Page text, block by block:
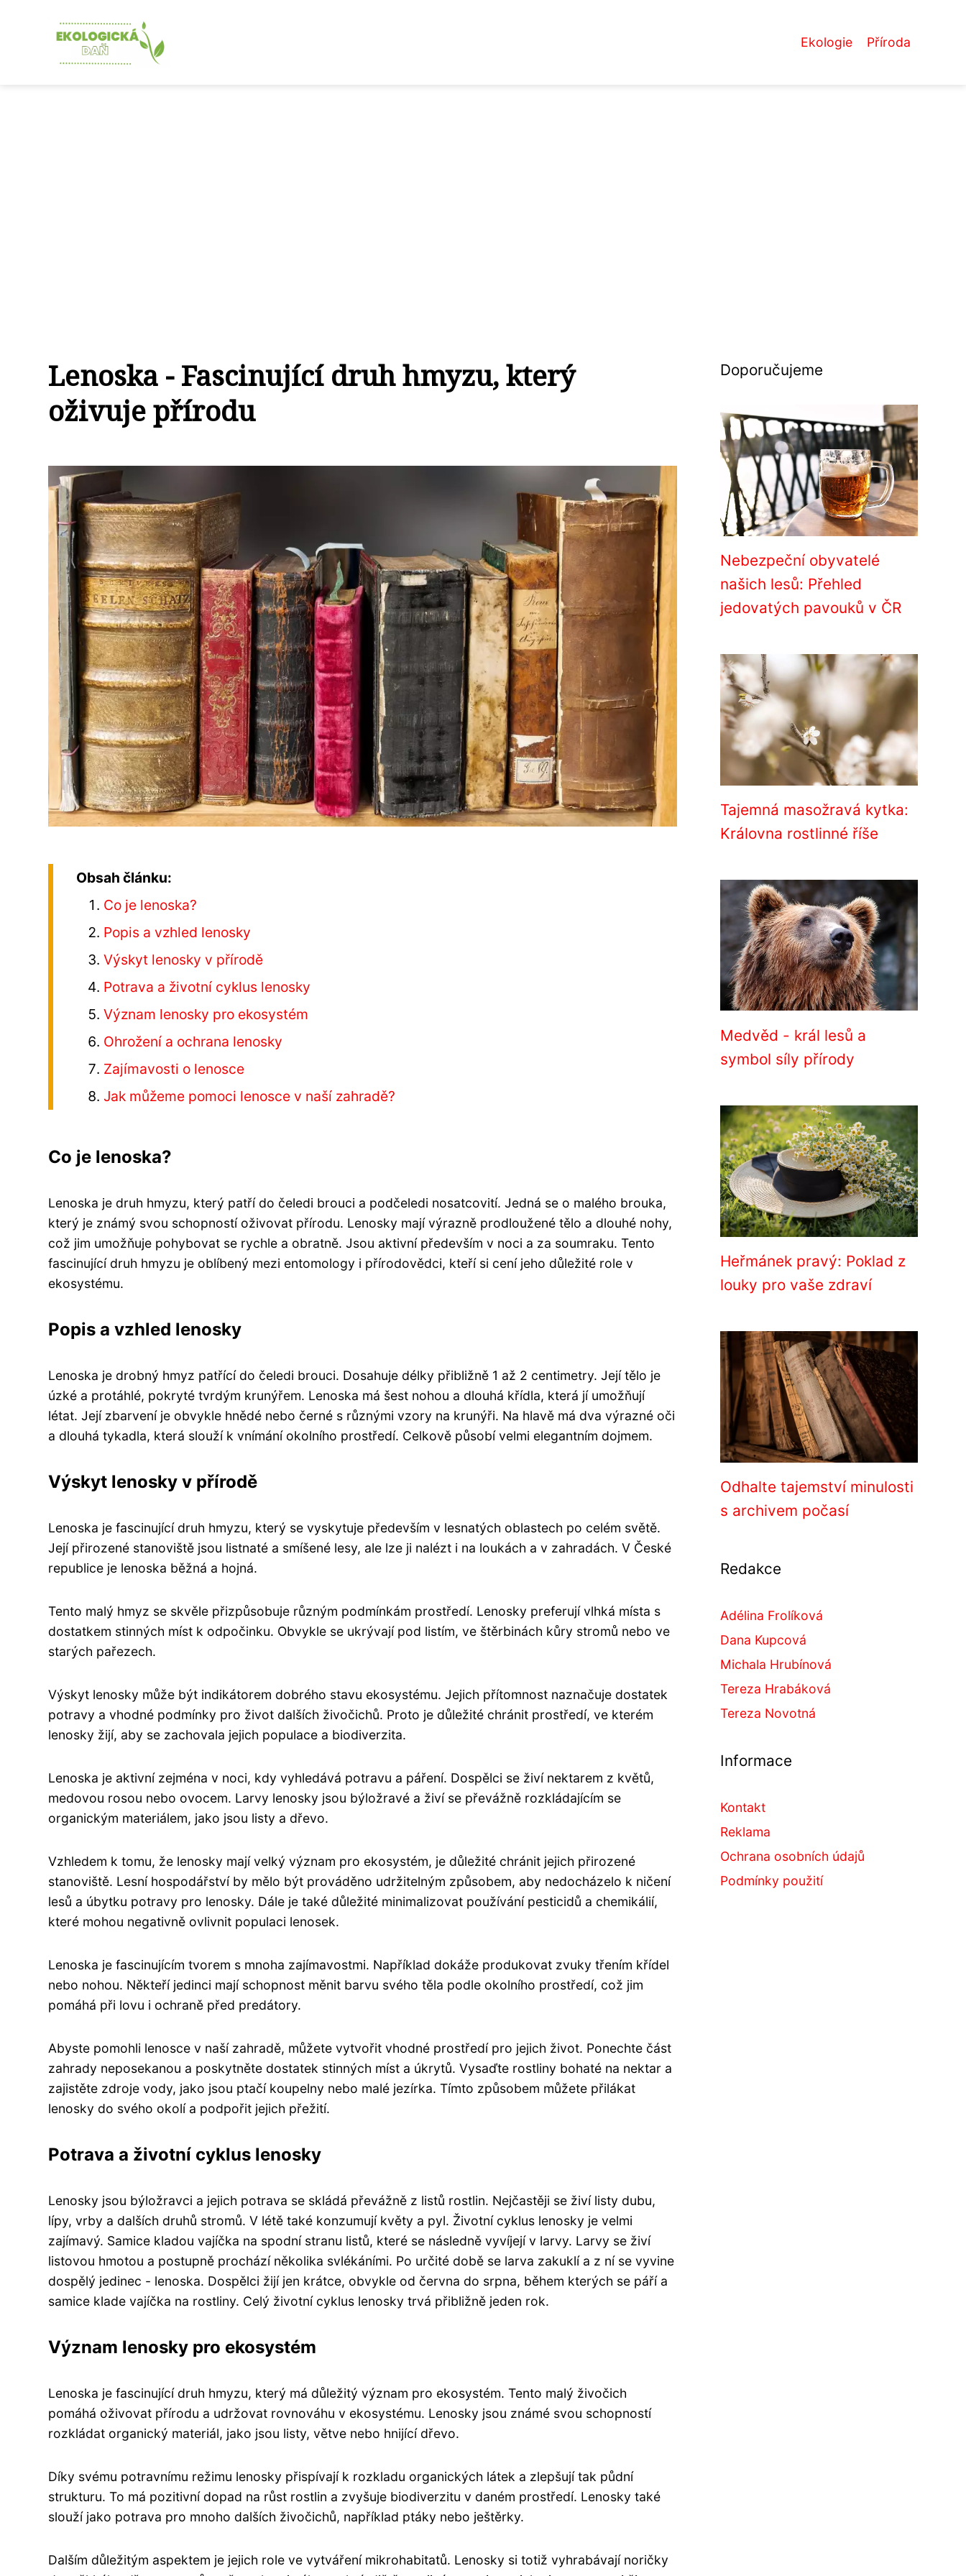
Ekologie Příroda
Lenoska - Fascinující druh hmyzu, který
oživuje přírodu
Obsah článku:
Co je lenoska?
Popis a vzhled lenosky
Výskyt lenosky v přírodě
Potrava a životní cyklus lenosky
Význam lenosky pro ekosystém
Ohrožení a ochrana lenosky
Zajímavosti o lenosce
Jak můžeme pomoci lenosce v naší zahradě?
Co je lenoska?
Lenoska je druh hmyzu, který patří do čeledi brouci a podčeledi nosatcovití. Jedná se o malého brouka,
který je známý svou schopností oživovat přírodu. Lenosky mají výrazně prodloužené tělo a dlouhé nohy,
což jim umožňuje pohybovat se rychle a obratně. Jsou aktivní především v noci a za soumraku. Tento
fascinující druh hmyzu je oblíbený mezi entomology i přírodovědci, kteří si cení jeho důležité role v
ekosystému.
Popis a vzhled lenosky
Lenoska je drobný hmyz patřící do čeledi brouci. Dosahuje délky přibližně 1 až 2 centimetry. Její tělo je
úzké a protáhlé, pokryté tvrdým krunýřem. Lenoska má šest nohou a dlouhá křídla, která jí umožňují
létat. Její zbarvení je obvykle hnědé nebo černé s různými vzory na krunýři. Na hlavě má dva výrazné oči
a dlouhá tykadla, která slouží k vnímání okolního prostředí. Celkově působí velmi elegantním dojmem.
Výskyt lenosky v přírodě
Lenoska je fascinující druh hmyzu, který se vyskytuje především v lesnatých oblastech po celém světě.
Její přirozené stanoviště jsou listnaté a smíšené lesy, ale lze ji nalézt i na loukách a v zahradách. V České
republice je lenoska běžná a hojná.
Tento malý hmyz se skvěle přizpůsobuje různým podmínkám prostředí. Lenosky preferují vlhká místa s
dostatkem stinných míst k odpočinku. Obvykle se ukrývají pod listím, ve štěrbinách kůry stromů nebo ve
starých pařezech.
Výskyt lenosky může být indikátorem dobrého stavu ekosystému. Jejich přítomnost naznačuje dostatek
potravy a vhodné podmínky pro život dalších živočichů. Proto je důležité chránit prostředí, ve kterém
lenosky žijí, aby se zachovala jejich populace a biodiverzita.
Lenoska je aktivní zejména v noci, kdy vyhledává potravu a páření. Dospělci se živí nektarem z květů,
medovou rosou nebo ovocem. Larvy lenosky jsou býložravé a živí se převážně rozkládajícím se
organickým materiálem, jako jsou listy a dřevo.
Vzhledem k tomu, že lenosky mají velký význam pro ekosystém, je důležité chránit jejich přirozené
stanoviště. Lesní hospodářství by mělo být prováděno udržitelným způsobem, aby nedocházelo k ničení
lesů a úbytku potravy pro lenosky. Dále je také důležité minimalizovat používání pesticidů a chemikálií,
které mohou negativně ovlivnit populaci lenosek.
Lenoska je fascinujícím tvorem s mnoha zajímavostmi. Například dokáže produkovat zvuky třením křídel
nebo nohou. Někteří jedinci mají schopnost měnit barvu svého těla podle okolního prostředí, což jim
pomáhá při lovu i ochraně před predátory.
Abyste pomohli lenosce v naší zahradě, můžete vytvořit vhodné prostředí pro jejich život. Ponechte část
zahrady neposekanou a poskytněte dostatek stinných míst a úkrytů. Vysaďte rostliny bohaté na nektar a
zajistěte zdroje vody, jako jsou ptačí koupelny nebo malé jezírka. Tímto způsobem můžete přilákat
lenosky do svého okolí a podpořit jejich přežití.
Potrava a životní cyklus lenosky
Lenosky jsou býložravci a jejich potrava se skládá převážně z listů rostlin. Nejčastěji se živí listy dubu,
lípy, vrby a dalších druhů stromů. V létě také konzumují květy a pyl. Životní cyklus lenosky je velmi
zajímavý. Samice kladou vajíčka na spodní stranu listů, které se následně vyvíjejí v larvy. Larvy se živí
listovou hmotou a postupně prochází několika svlékáními. Po určité době se larva zakuklí a z ní se vyvine
dospělý jedinec - lenoska. Dospělci žijí jen krátce, obvykle od června do srpna, během kterých se páří a
samice klade vajíčka na rostliny. Celý životní cyklus lenosky trvá přibližně jeden rok.
Význam lenosky pro ekosystém
Lenoska je fascinující druh hmyzu, který má důležitý význam pro ekosystém. Tento malý živočich
pomáhá oživovat přírodu a udržovat rovnováhu v ekosystému. Lenosky jsou známé svou schopností
rozkládat organický materiál, jako jsou listy, větve nebo hnijící dřevo.
Díky svému potravnímu režimu lenosky přispívají k rozkladu organických látek a zlepšují tak půdní
strukturu. To má pozitivní dopad na růst rostlin a zvyšuje biodiverzitu v daném prostředí. Lenosky také
slouží jako potrava pro mnoho dalších živočichů, například ptáky nebo ještěrky.
Dalším důležitým aspektem je jejich role ve vytváření mikrohabitatů. Lenosky si totiž vyhrabávají noričky
Doporučujeme
Nebezpeční obyvatelé
našich lesů: Přehled
jedovatých pavouků v ČR
Tajemná masožravá kytka:
Královna rostlinné říše
Medvěd - král lesů a
symbol síly přírody
Heřmánek pravý: Poklad z
louky pro vaše zdraví
Odhalte tajemství minulosti
s archivem počasí
Redakce
Adélina Frolíková
Dana Kupcová
Michala Hrubínová
Tereza Hrabáková
Tereza Novotná
Informace
Kontakt
Reklama
Ochrana osobních údajů
Podmínky použití